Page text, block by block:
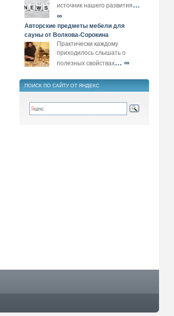
источник нашего развития…
∞
Авторские предметы мебели для
сауны от Волкова-Сорокина
Практически каждому
приходилось слышать о
полезных свойствах… ∞
ПОИСК ПО САЙТУ ОТ ЯНДЕКС